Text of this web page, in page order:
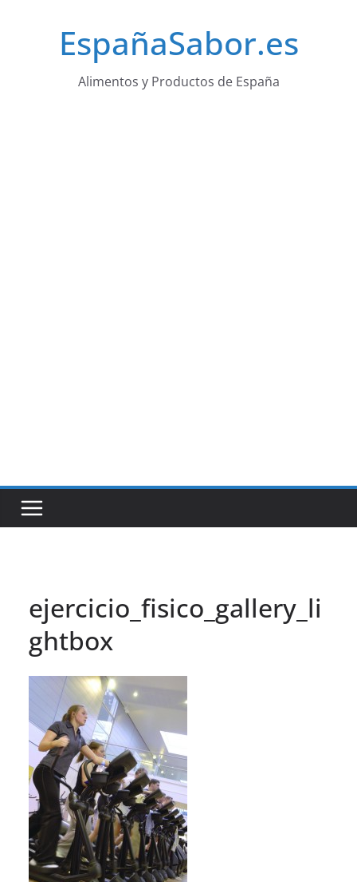
EspañaSabor.es
Alimentos y Productos de España
ejercicio_fisico_gallery_li
ghtbox